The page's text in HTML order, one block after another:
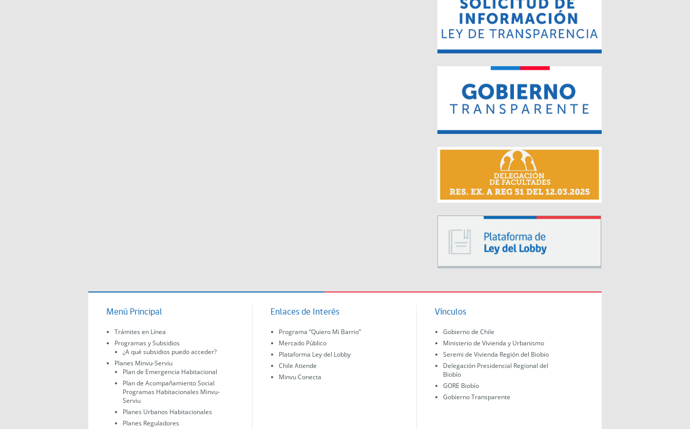
Menú Principal
Trámites en Línea
Programas y Subsidios
¿A qué subsidios puedo acceder?
Planes Minvu-Serviu
Plan de Emergencia Habitacional
Plan de Acompañamiento Social
Programas Habitacionales Minvu-
Serviu
Planes Urbanos Habitacionales
Planes Reguladores
Enlaces de Interés
Programa “Quiero Mi Barrio”
Mercado Público
Plataforma Ley del Lobby
Chile Atiende
Minvu Conecta
Vínculos
Gobierno de Chile
Ministerio de Vivienda y Urbanismo
Seremi de Vivienda Región del Biobio
Delegación Presidencial Regional del
Biobío
GORE Biobío
Gobierno Transparente